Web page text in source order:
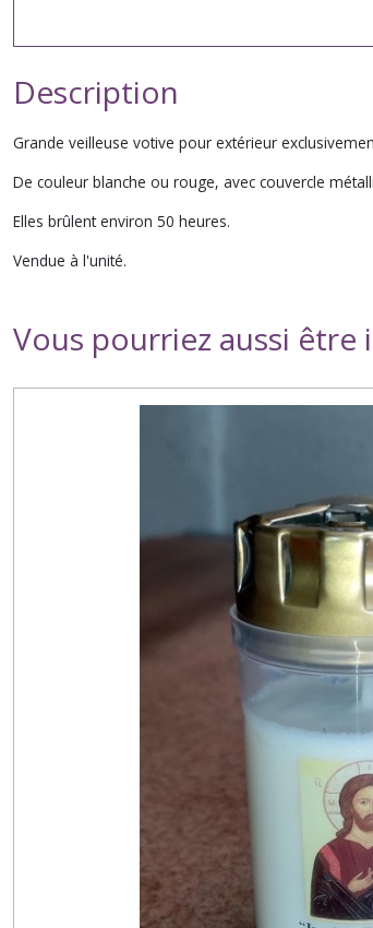
Description
Grande veilleuse votive pour extérieur
De couleur blanche ou rouge, avec couvercle
Elles brûlent environ 50 heures.
Vendue à l'unité.
Vous pourriez aussi être